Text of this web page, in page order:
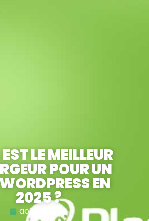
LE MEILLEUR
POUR UN
EN
2025 ?
août 13, 2025